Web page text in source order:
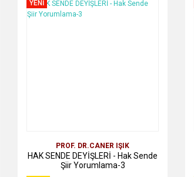
YENİ
PROF. DR.CANER IŞIK
HAK SENDE DEYİŞLERİ - Hak Sende
Şiir Yorumlama-3